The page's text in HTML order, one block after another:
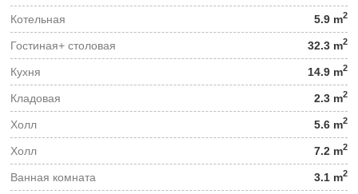
Котельная 5.9 m2
Гостиная+ столовая 32.3 m2
Кухня 14.9 m2
Кладовая 2.3 m2
Холл 5.6 m2
Холл 7.2 m2
Ванная комната 3.1 m2